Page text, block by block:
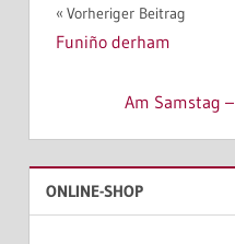
Vorheriger Beitrag
Funiño derham
Am Samstag
ONLINE-SHOP